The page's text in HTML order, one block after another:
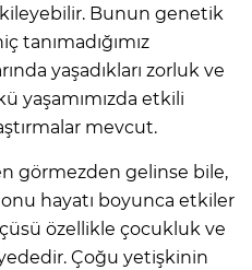
Bunun genetik
tanımadığımız
yaşadıkları zorluk ve
yaşamımızda etkili
mevcut.
görmezden gelinse bile,
hayatı boyunca etkiler
özellikle çocukluk ve
Çoğu yetişkinin